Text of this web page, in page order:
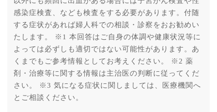
感染症検査、なども検査をする必要があります。付随
する症状があれば婦人科での相談・診察をおお勧めい
たします。 ※1 本回答はご自身の体調や健康状況等に
よっては必ずしも適切ではない可能性があります。あ
くまでもご参考情報としてお考えください。 ※2 薬
剤・治療等に関する情報は主治医の判断に従ってくだ
さい。 ※3 気になる症状に関しましては、医療機関へ
とご相談ください。